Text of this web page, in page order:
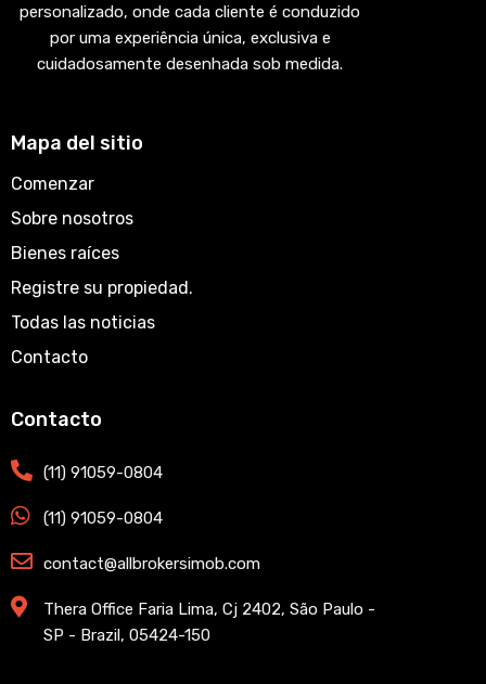
personalizado, onde cada cliente é conduzido
por uma experiência única, exclusiva e
cuidadosamente desenhada sob medida.
Mapa del sitio
Comenzar
Sobre nosotros
Bienes raíces
Registre su propiedad.
Todas las noticias
Contacto
Contacto
(11) 91059-0804
(11) 91059-0804
contact@allbrokersimob.com
Thera Office Faria Lima, Cj 2402, São Paulo -
SP - Brazil, 05424-150